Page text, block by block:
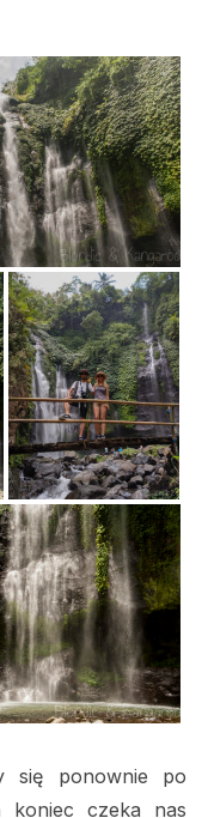
się ponownie po
koniec czeka nas